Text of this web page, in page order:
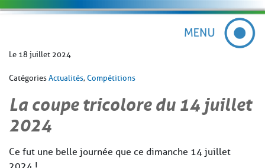
Le 18 juillet 2024
Catégories Actualités, Compétitions
La coupe tricolore du 14 juillet
2024
Ce fut une belle journée que ce dimanche 14 juillet